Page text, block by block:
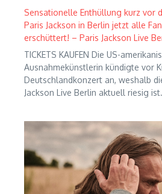
Sensationelle Enthüllung kurz vor
Paris Jackson in Berlin jetzt alle
erschüttert! – Paris Jackson Live
TICKETS KAUFEN Die US-
Ausnahmekünstlerin kündigte vor
Deutschlandkonzert an, weshalb
Jackson Live Berlin aktuell riesig ist.